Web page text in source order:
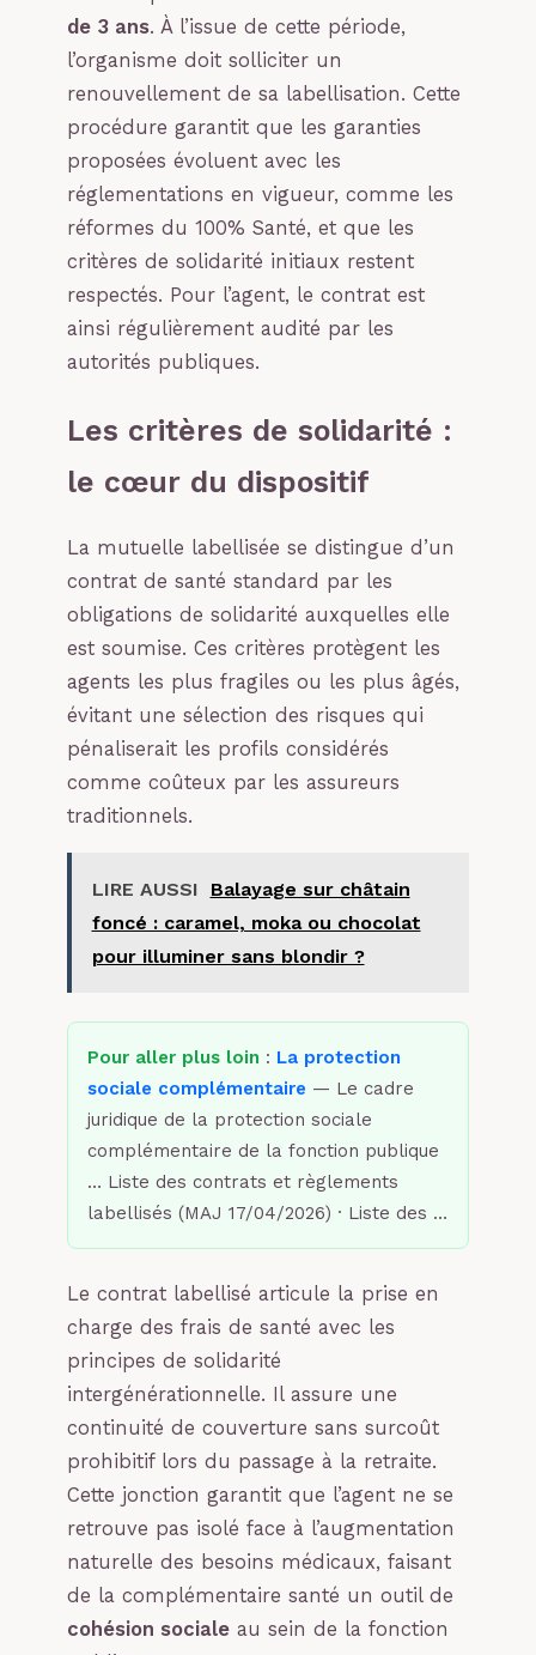
de 3 ans. À l’issue de cette période,
l’organisme doit solliciter un
renouvellement de sa labellisation. Cette
procédure garantit que les garanties
proposées évoluent avec les
réglementations en vigueur, comme les
réformes du 100% Santé, et que les
critères de solidarité initiaux restent
respectés. Pour l’agent, le contrat est
ainsi régulièrement audité par les
autorités publiques.
Les critères de solidarité :
le cœur du dispositif
La mutuelle labellisée se distingue d’un
contrat de santé standard par les
obligations de solidarité auxquelles elle
est soumise. Ces critères protègent les
agents les plus fragiles ou les plus âgés,
évitant une sélection des risques qui
pénaliserait les profils considérés
comme coûteux par les assureurs
traditionnels.
LIRE AUSSI
Balayage sur châtain
foncé : caramel, moka ou chocolat
pour illuminer sans blondir ?
Pour aller plus loin : La protection
sociale complémentaire — Le cadre
juridique de la protection sociale
complémentaire de la fonction publique
… Liste des contrats et règlements
labellisés (MAJ 17/04/2026) · Liste des …
Le contrat labellisé articule la prise en
charge des frais de santé avec les
principes de solidarité
intergénérationnelle. Il assure une
continuité de couverture sans surcoût
prohibitif lors du passage à la retraite.
Cette jonction garantit que l’agent ne se
retrouve pas isolé face à l’augmentation
naturelle des besoins médicaux, faisant
de la complémentaire santé un outil de
cohésion sociale au sein de la fonction